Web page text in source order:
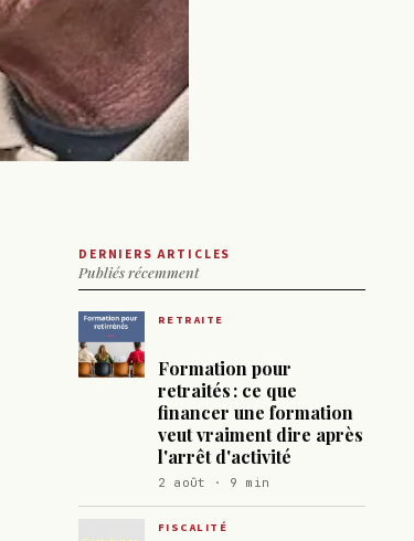
DERNIERS ARTICLES
Publiés récemment
RETRAITE
Formation pour
retraités : ce que
financer une formation
veut vraiment dire après
l'arrêt d'activité
2 août · 9 min
FISCALITÉ